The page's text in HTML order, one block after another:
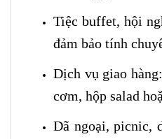
Tiệc buffet, hội
đảm bảo tính
Dịch vụ giao
cơm, hộp salad
Dã ngoại, picnic,